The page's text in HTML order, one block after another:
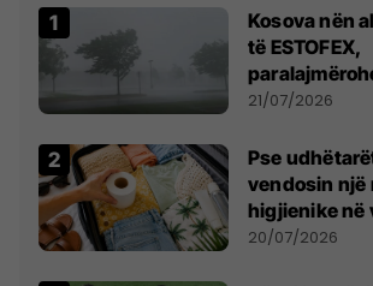
Kosova nën
të ESTOFEX,
fuqishme me
21/07/2026
Pse
vendosin një
higjienike në
20/07/2026